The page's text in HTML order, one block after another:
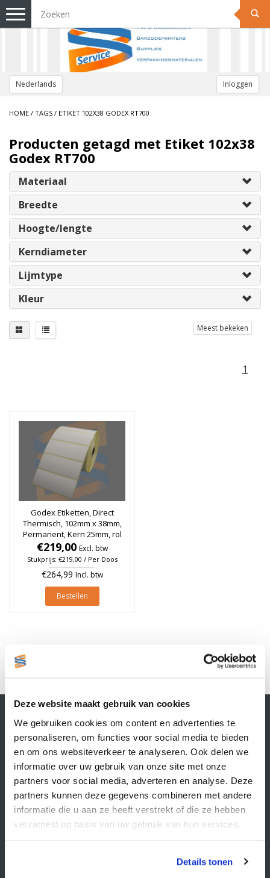
Deze website maakt gebruik van cookies
We gebruiken cookies om content en advertenties te
personaliseren, om functies voor social media te bieden
en om ons websiteverkeer te analyseren. Ook delen we
informatie over uw gebruik van onze site met onze
partners voor social media, adverteren en analyse. Deze
partners kunnen deze gegevens combineren met andere
informatie die u aan ze heeft verstrekt of die ze hebben
verzameld op basis van uw gebruik van hun services.
Details tonen
Nederlands Inloggen
Toggle
navigation
HOME / TAGS / ETIKET 102X38 GODEX RT700
Producten getagd met Etiket 102x38
Godex RT700
Materiaal
Breedte
Hoogte/lengte
Kerndiameter
Lijmtype
Kleur
Meest bekeken
1
Godex Etiketten, Direct
Thermisch, 102mm x 38mm,
Permanent, Kern 25mm, rol
à 1.790 stuks (Per doos)
€219,00 Excl. btw
Stukprijs: €219,00 / Per Doos
€264,99 Incl. btw
Bestellen
1
Contactgegevens
Supply Service B.V.
Nijverheidsstraat 25-K
3861 RJ Nijkerk
info@supplyservice.nl
+31 33 468 13 42
KvK nummer: 66384737